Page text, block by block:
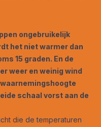
ongebruikelijk
het niet warmer dan
15 graden. En de
weer en weinig wind
schaal vorst aan de
die de temperaturen